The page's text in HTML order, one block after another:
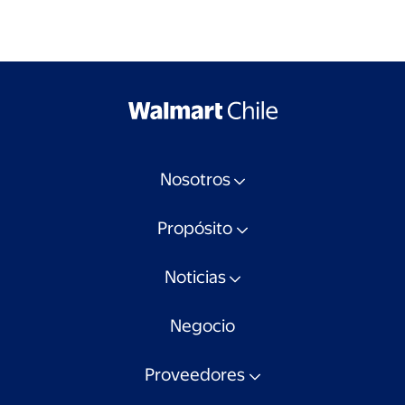
Nosotros
Propósito
Noticias
Negocio
Proveedores